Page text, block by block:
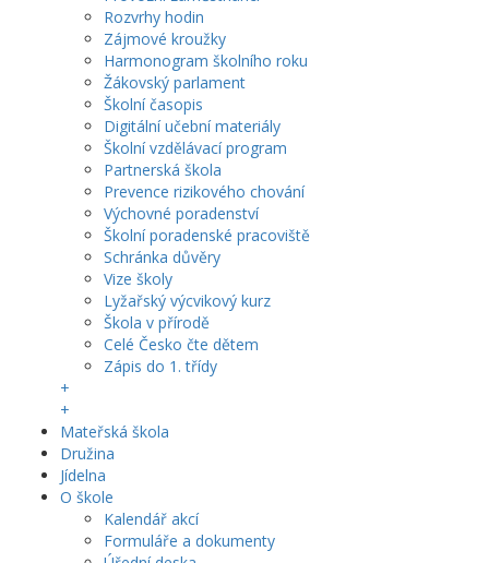
Rozvrhy hodin
Zájmové kroužky
Harmonogram školního roku
Žákovský parlament
Školní časopis
Digitální učební materiály
Školní vzdělávací program
Partnerská škola
Prevence rizikového chování
Výchovné poradenství
Školní poradenské pracoviště
Schránka důvěry
Vize školy
Lyžařský výcvikový kurz
Škola v přírodě
Celé Česko čte dětem
Zápis do 1. třídy
+
+
Mateřská škola
Družina
Jídelna
O škole
Kalendář akcí
Formuláře a dokumenty